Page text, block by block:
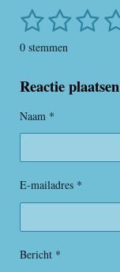
R
t
n
:
s
t
r
e
1
s
e
r
2
s
e
r
e
n
3
e
e
n
4
e
e
n
0 stemmen
Reactie plaatsen
Naam *
E-mailadres *
Bericht *